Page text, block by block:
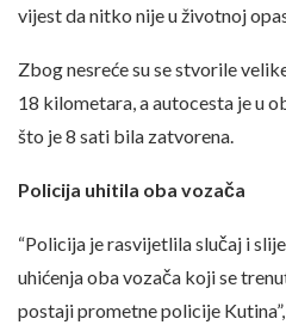
vijest da nitko nije u životnoj
Zbog nesreće su se stvorile
18 kilometara, a autocesta je u
što je 8 sati bila zatvorena.
Policija uhitila oba vozača
“Policija je rasvijetlila slučaj i
uhićenja oba vozača koji se
postaji prometne policije